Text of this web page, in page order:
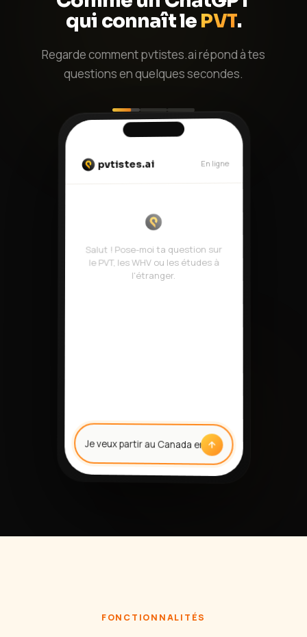
qui connaît le PVT.
Regarde comment pvtistes.ai répond à tes
questions en quelques secondes.
pvtistes.ai Recherche dans
Salut ! Pose-moi ta question sur
le PVT, les WHV ou les études à
l'étranger.
Pose ta question...
FONCTIONNALITÉS